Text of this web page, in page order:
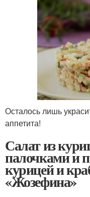
Осталось лишь
аппетита!
Салат из
палочками и
курицей и
«Жозефина»